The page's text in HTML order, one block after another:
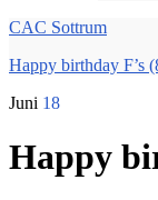
CAC Sottrum
Happy birthday F’s
Juni 18
Happy